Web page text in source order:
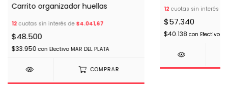
Carrito organizador huellas
12 cuotas sin interés de $4.041,67
$48.500
$33.950con Efectivo MAR DEL PLATA
COMPRAR
12 cuotas sin interés de
$57.340
$40.138 con Efectivo